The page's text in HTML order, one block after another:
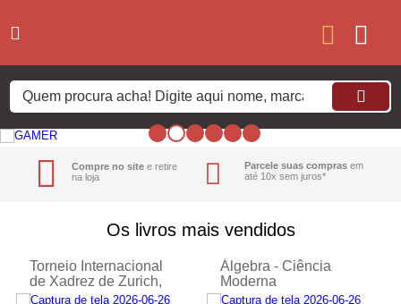
Compre no site e retire
na loja
Parcele suas comprasem
até 10x sem juros*
Os livros mais vendidos
Torneio Internacional
de Xadrez de Zurich,
1953 - Vol 1 - Ciência
Álgebra - Ciência
Moderna